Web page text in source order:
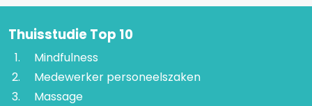
Thuisstudie Top 10
Mindfulness
Medewerker personeelszaken
Massage